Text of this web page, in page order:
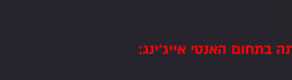
בתחום האנטי אייג'ינג: